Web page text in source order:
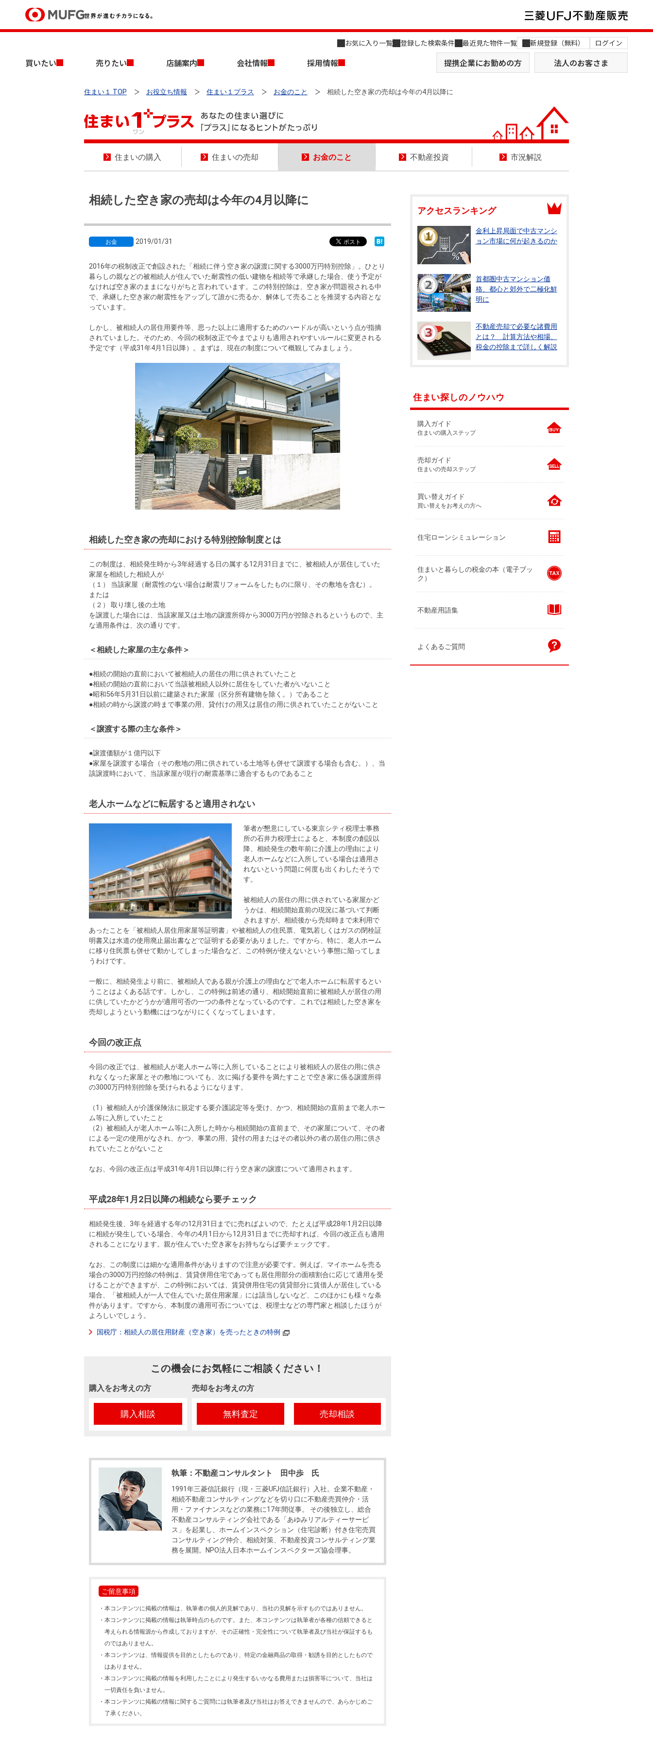
お気に入り一覧 登録した検索条件 最近見た物件一覧 新規登録（無料） ログイン
買いたい 売りたい 店舗案内 会社情報 採用情報 提携企業にお勤めの方 法人のお客さま
買いたいTOP
中古マンションを探す 新築・中古一戸建てを探す 土地を探す
おすすめ物件から探す
住まい1プラス（お役立ちコラム）
住まいと暮らしの税金の本（電子ブック） 購入ガイド
売りたいTOP
無料査定 売却相談 AI不動産査定
住まい1プラス（お役立ちコラム）
住まいと暮らしの税金の本（電子ブック） 売却ガイド
店舗案内TOP
店舗のご案内（首都圏） 店舗のご案内（名古屋） 店舗のご案内（関西）
会社情報TOP
会社概要 MUFG Way
ニュースリリース
会社案内（電子ブック版）
採用情報TOP
キャリア採用情報
売りたい
住まい１ TOP お役立ち情報 住まい１プラス お金のこと 相続した空き家の売却は今年の4月以降に
住まいの購入 住まいの売却 お金のこと 不動産投資 市況解説
相続した空き家の売却は今年の4月以降に
お金 2019/01/31
2016年の税制改正で創設された「相続に伴う空き家の譲渡に関する3000万円特別控除」。ひとり
暮らしの親などの被相続人が住んでいた耐震性の低い建物を相続等で承継した場合、使う予定が
なければ空き家のままになりがちと言われています。この特別控除は、空き家が問題視される中
で、承継した空き家の耐震性をアップして誰かに売るか、解体して売ることを推奨する内容とな
っています。
しかし、被相続人の居住用要件等、思った以上に適用するためのハードルが高いという点が指摘
されていました。そのため、今回の税制改正で今までよりも適用されやすいルールに変更される
予定です（平成31年4月1日以降）。まずは、現在の制度について概観してみましょう。
相続した空き家の売却における特別控除制度とは
この制度は、相続発生時から3年経過する日の属する12月31日までに、被相続人が居住していた
家屋を相続した相続人が
（１） 当該家屋（耐震性のない場合は耐震リフォームをしたものに限り、その敷地を含む）。
または
（２） 取り壊し後の土地
を譲渡した場合には、当該家屋又は土地の譲渡所得から3000万円が控除されるというもので、主
な適用条件は、次の通りです。
＜相続した家屋の主な条件＞
●相続の開始の直前において被相続人の居住の用に供されていたこと
●相続の開始の直前において当該被相続人以外に居住をしていた者がいないこと
●昭和56年5月31日以前に建築された家屋（区分所有建物を除く。）であること
●相続の時から譲渡の時まで事業の用、貸付けの用又は居住の用に供されていたことがないこと
＜譲渡する際の主な条件＞
●譲渡価額が１億円以下
●家屋を譲渡する場合（その敷地の用に供されている土地等も併せて譲渡する場合も含む。）、当
該譲渡時において、当該家屋が現行の耐震基準に適合するものであること
老人ホームなどに転居すると適用されない
筆者が懇意にしている東京シティ税理士事務
所の石井力税理士によると、本制度の創設以
降、相続発生の数年前に介護上の理由により
老人ホームなどに入所している場合は適用さ
れないという問題に何度も出くわしたそうで
す。
被相続人の居住の用に供されている家屋かど
うかは、相続開始直前の現況に基づいて判断
されますが、相続後から売却時まで未利用で
あったことを「被相続人居住用家屋等証明書」や被相続人の住民票、電気若しくはガスの閉栓証
明書又は水道の使用廃止届出書などで証明する必要がありました。ですから、特に、老人ホーム
に移り住民票も併せて動かしてしまった場合など、この特例が使えないという事態に陥ってしま
うわけです。
一般に、相続発生より前に、被相続人である親が介護上の理由などで老人ホームに転居するとい
うことはよくある話です。しかし、この特例は前述の通り、相続開始直前に被相続人が居住の用
に供していたかどうかが適用可否の一つの条件となっているのです。これでは相続した空き家を
売却しようという動機にはつながりにくくなってしまいます。
今回の改正点
今回の改正では、被相続人が老人ホーム等に入所していることにより被相続人の居住の用に供さ
れなくなった家屋とその敷地についても、次に掲げる要件を満たすことで空き家に係る譲渡所得
の3000万円特別控除を受けられるようになります。
（1）被相続人が介護保険法に規定する要介護認定等を受け、かつ、相続開始の直前まで老人ホー
ム等に入所していたこと
（2）被相続人が老人ホーム等に入所した時から相続開始の直前まで、その家屋について、その者
による一定の使用がなされ、かつ、事業の用、貸付の用またはその者以外の者の居住の用に供さ
れていたことがないこと
なお、今回の改正点は平成31年4月1日以降に行う空き家の譲渡について適用されます。
平成28年1月2日以降の相続なら要チェック
相続発生後、3年を経過する年の12月31日までに売ればよいので、たとえば平成28年1月2日以降
に相続が発生している場合、今年の4月1日から12月31日までに売却すれば、今回の改正点も適用
されることになります。親が住んでいた空き家をお持ちならば要チェックです。
なお、この制度には細かな適用条件がありますので注意が必要です。例えば、マイホームを売る
場合の3000万円控除の特例は、賃貸併用住宅であっても居住用部分の面積割合に応じて適用を受
けることができますが、この特例においては、賃貸併用住宅の賃貸部分に賃借人が居住している
場合、「被相続人が一人で住んでいた居住用家屋」には該当しないなど、このほかにも様々な条
件があります。ですから、本制度の適用可否については、税理士などの専門家と相談したほうが
よろしいでしょう。
国税庁：相続人の居住用財産（空き家）を売ったときの特例
この機会にお気軽にご相談ください！
購入をお考えの方
購入相談
売却をお考えの方
無料査定 売却相談
執筆：不動産コンサルタント 田中歩 氏
1991年三菱信託銀行（現・三菱UFJ信託銀行）入社。企業不動産・
相続不動産コンサルティングなどを切り口に不動産売買仲介・活
用・ファイナンスなどの業務に17年間従事。 その後独立し、総合
不動産コンサルティング会社である「あゆみリアルティーサービ
ス」を起業し、ホームインスペクション（住宅診断）付き住宅売買
コンサルティング仲介、相続対策、不動産投資コンサルティング業
務を展開。NPO法人日本ホームインスペクターズ協会理事。
ご留意事項
・ 本コンテンツに掲載の情報は、執筆者の個人的見解であり、当社の見解を示すものではありません。
・ 本コンテンツに掲載の情報は執筆時点のものです。また、本コンテンツは執筆者が各種の信頼できると
考えられる情報源から作成しておりますが、その正確性・完全性について執筆者及び当社が保証するも
のではありません。
・ 本コンテンツは、情報提供を目的としたものであり、特定の金融商品の取得・勧誘を目的としたもので
はありません。
・ 本コンテンツに掲載の情報を利用したことにより発生するいかなる費用または損害等について、当社は
一切責任を負いません。
・ 本コンテンツに掲載の情報に関するご質問には執筆者及び当社はお答えできませんので、あらかじめご
了承ください。
アクセスランキング
金利上昇局面で中古マンシ
ョン市場に何が起きるのか
首都圏中古マンション価
格、都心と郊外で二極化鮮
明に
不動産売却で必要な諸費用
とは？ 計算方法や相場、
税金の控除まで詳しく解説
住まい探しのノウハウ
購入ガイド
住まいの購入ステップ
売却ガイド
住まいの売却ステップ
買い替えガイド
買い替えをお考えの方へ
住宅ローンシミュレーション
住まいと暮らしの税金の本（電子ブッ
ク）
不動産用語集
よくあるご質問